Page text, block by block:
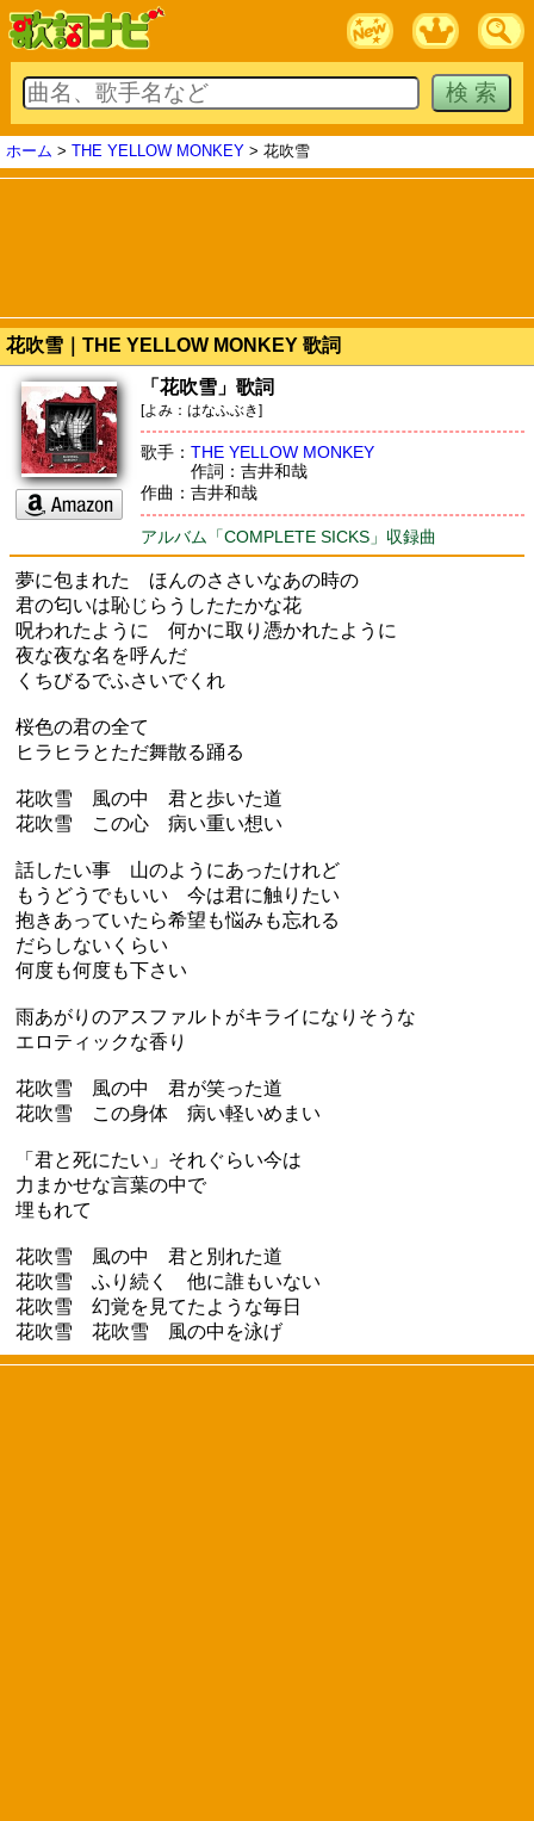
ホーム > THE YELLOW MONKEY > 花吹雪
花吹雪｜THE YELLOW MONKEY 歌詞
「花吹雪」歌詞
[よみ：はなふぶき]
歌手： THE YELLOW MONKEY
作詞：吉井和哉
作曲：吉井和哉
アルバム「COMPLETE SICKS」収録曲
夢に包まれた ほんのささいなあの時の
君の匂いは恥じらうしたたかな花
呪われたように 何かに取り憑かれたように
夜な夜な名を呼んだ
くちびるでふさいでくれ
桜色の君の全て
ヒラヒラとただ舞散る踊る
花吹雪 風の中 君と歩いた道
花吹雪 この心 病い重い想い
話したい事 山のようにあったけれど
もうどうでもいい 今は君に触りたい
抱きあっていたら希望も悩みも忘れる
だらしないくらい
何度も何度も下さい
雨あがりのアスファルトがキライになりそうな
エロティックな香り
花吹雪 風の中 君が笑った道
花吹雪 この身体 病い軽いめまい
「君と死にたい」それぐらい今は
力まかせな言葉の中で
埋もれて
花吹雪 風の中 君と別れた道
花吹雪 ふり続く 他に誰もいない
花吹雪 幻覚を見てたような毎日
花吹雪 花吹雪 風の中を泳げ